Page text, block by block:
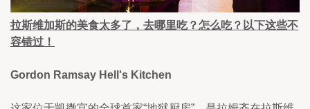
拉斯维加斯的美食太多了，去哪里吃？怎么吃？以下这些不
容错过！
Gordon Ramsay Hell's Kitchen